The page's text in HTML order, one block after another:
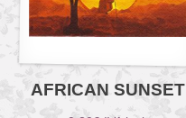
AFRICAN SUNSET